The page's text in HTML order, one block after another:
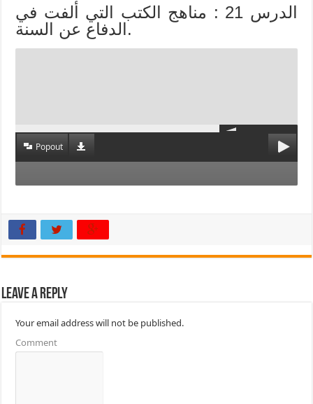
الدرس 21 : مناهج الكتب التي ألفت في
الدفاع عن السنة.
Popout
Leave a Reply
Your email address will not be published.
Comment